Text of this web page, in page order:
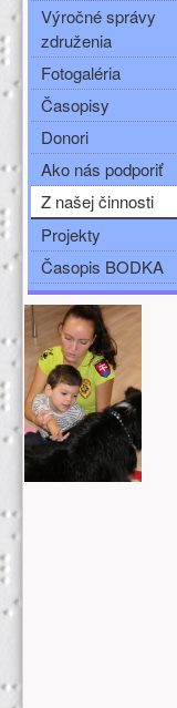
Výročné správy
združenia
Fotogaléria
Časopisy
Donori
Ako nás podporiť
Z našej činnosti
Projekty
Časopis BODKA
Ďalšie